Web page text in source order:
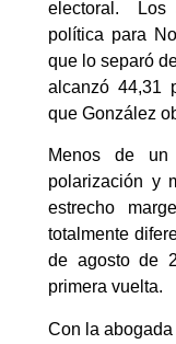
electoral. Los
política para
que lo separó
alcanzó 44,31
que González
Menos de
polarización y
estrecho
totalmente
de agosto de
primera vuelta.
Con la